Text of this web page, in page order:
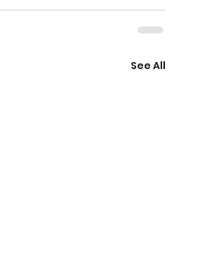
See All